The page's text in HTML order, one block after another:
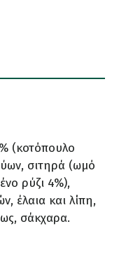
(κοτόπουλο
σιτηρά (ωμό
ρύζι 4%),
έλαια και λίπη,
σάκχαρα.